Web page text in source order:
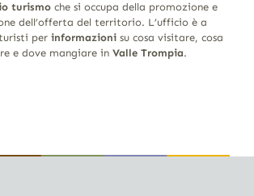
turismoche si occupa della promozione e
dell’offerta del territorio. L’ufficio è a
per informazionisu cosa visitare, cosa
e dove mangiare in Valle Trompia.